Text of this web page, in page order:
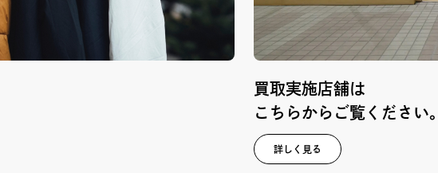
買取実施店舗は
こちらからご覧ください。
詳しく見る